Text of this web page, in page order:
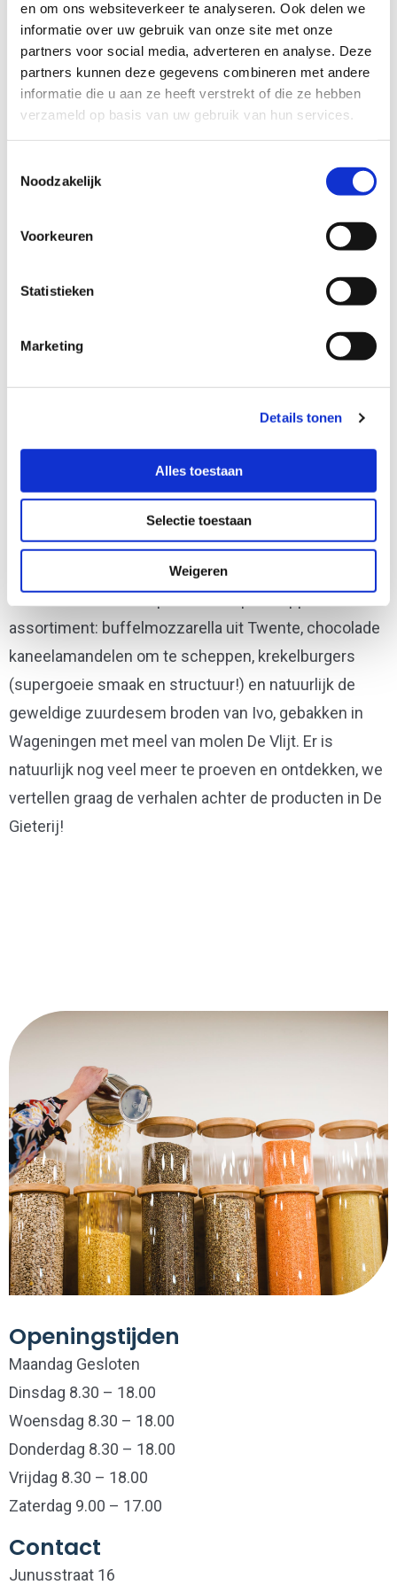
en om ons websiteverkeer te analyseren. Ook delen we
informatie over uw gebruik van onze site met onze
partners voor social media, adverteren en analyse. Deze
partners kunnen deze gegevens combineren met andere
informatie die u aan ze heeft verstrekt of die ze hebben
verzameld op basis van uw gebruik van hun services.
Noodzakelijk
Voorkeuren
Statistieken
Marketing
Details tonen
Alles toestaan
Selectie toestaan
Weigeren
Hoe werkt het?
onze winkel. Je weegt dan eerst je bak of pot af en
gewicht van de gekozen producten. We verkopen
verse producten maar ook droogwaren als rijst en
pasta, zelfgemaakte muesli en granola, olie, azijn en
shoyu om zelf te tappen. Ook hebben we allerlei
huishoudproducten en verzorgingsproducten,
assortiment: buffelmozzarella uit Twente, chocolade
kaneelamandelen om te scheppen, krekelburgers
(supergoeie smaak en structuur!) en natuurlijk de
geweldige zuurdesem broden van Ivo, gebakken in
Wageningen met meel van molen De Vlijt. Er is
natuurlijk nog veel meer te proeven en ontdekken, we
vertellen graag de verhalen achter de producten in De
Gieterij!
Openingstijden
Maandag Gesloten
Dinsdag 8.30 – 18.00
Woensdag 8.30 – 18.00
Donderdag 8.30 – 18.00
Vrijdag 8.30 – 18.00
Zaterdag 9.00 – 17.00
Contact
Junusstraat 16